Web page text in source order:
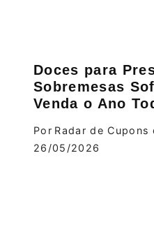
Doces para
Sobremesas
Venda o Ano
Por Radar de Cupons
26/05/2026